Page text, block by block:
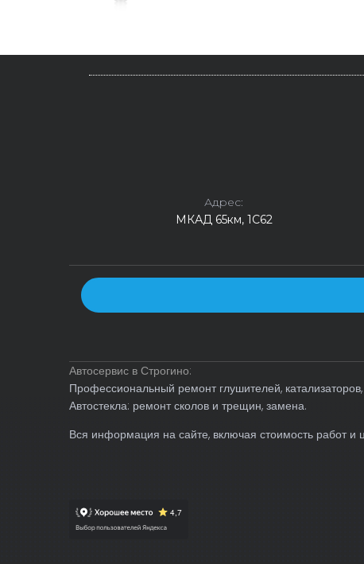
Адрес:
МКАД 65км, 1С62
Автосервис в Строгино:
Профессиональный ремонт глушителей,
Автостекла: ремонт сколов и трещин, замена.
Вся информация на сайте, включая стоимость работ